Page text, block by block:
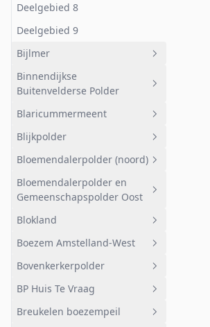
Deelgebied 8
Deelgebied 9
Bijlmer
Geheel afwateringsgebied
Binnendijkse
Buitenvelderse Polder
Geheel afwateringsgebied
Binnendijkse Buitenvelderse
Polder
Blaricummermeent
Geheel afwateringsgebied
Blaricummermeent
Blijkpolder
Geheel afwateringsgebied
Blijkpolder
Bloemendalerpolder (noord)
Geheel afwateringsgebied
Bloemendalerpolder (noord)
Bloemendalerpolder en
Gemeenschapspolder Oost
Geheel afwateringsgebied
Bemalen
Langs de Vecht
Blokland
Geheel afwateringsgebied
Blokland
Boezem Amstelland-West
Geheel afwateringsgebied
Noord
Noord-west
Bovenkerkerpolder
Geheel afwateringsgebied
Landelijk
BP Huis Te Vraag
Geheel afwateringsgebied
Breukelen boezempeil